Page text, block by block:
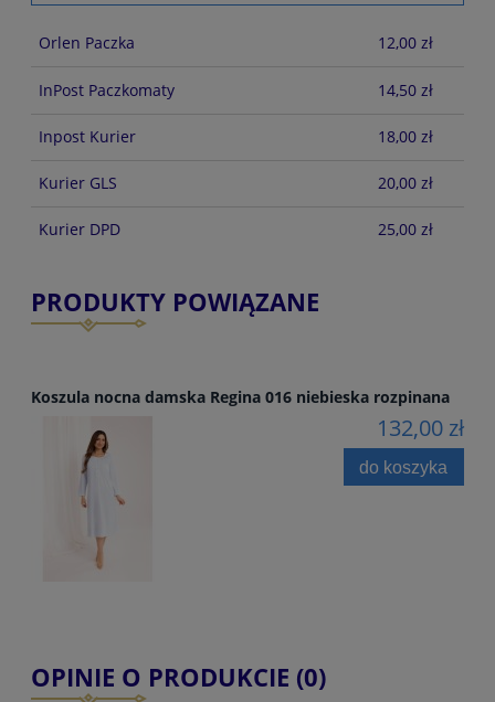
Orlen Paczka 12,00 zł
InPost Paczkomaty 14,50 zł
Inpost Kurier 18,00 zł
Kurier GLS 20,00 zł
Kurier DPD 25,00 zł
PRODUKTY POWIĄZANE
Koszula nocna damska Regina 016 niebieska rozpinana
132,00 zł
do koszyka
OPINIE O PRODUKCIE (0)